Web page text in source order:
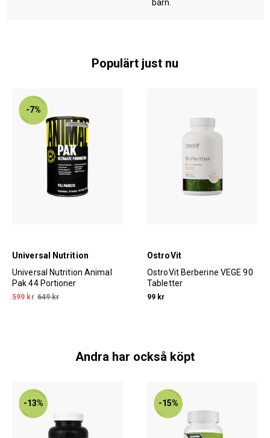
barn.
Populärt just nu
-7%
Universal Nutrition
Universal Nutrition Animal
Pak 44 Portioner
599 kr 649 kr
OstroVit
OstroVit Berberine VEGE 90
Tabletter
99 kr
Andra har också köpt
-13% -15%